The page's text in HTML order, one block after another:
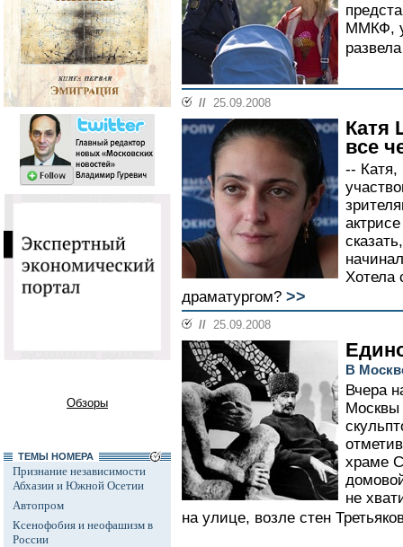
Обзоры
ТЕМЫ НОМЕРА
Признание независимости
Абхазии и Южной Осетии
Автопром
Ксенофобия и неофашизм в
России
ММКФ,
// 25.09.2008
Катя
все
--
Хотела
драматургом? >>
// 25.09.2008
В
Вчера
Москвы
храме
не
на улице, возле стен